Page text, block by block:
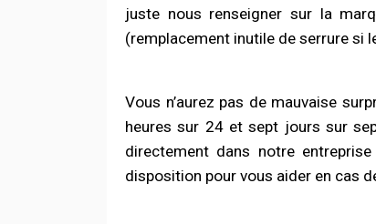
juste nous renseigner sur la
(remplacement inutile de serrure si
Vous n’aurez pas de mauvaise
heures sur 24 et sept jours sur
directement dans notre
disposition pour vous aider en cas